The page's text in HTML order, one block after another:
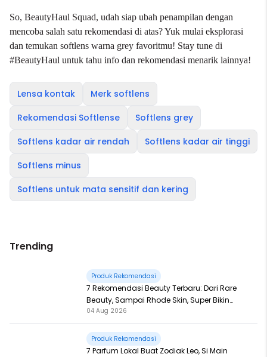
So, BeautyHaul Squad, udah siap ubah penampilan dengan
mencoba salah satu rekomendasi di atas? Yuk mulai eksplorasi
dan temukan softlens warna grey favoritmu! Stay tune di
#BeautyHaul untuk tahu info dan rekomendasi menarik lainnya!
Lensa kontak
Merk softlens
Rekomendasi Softlense
Softlens grey
Softlens kadar air rendah
Softlens kadar air tinggi
Softlens minus
Softlens untuk mata sensitif dan kering
Trending
Produk Rekomendasi
7 Rekomendasi Beauty Terbaru: Dari Rare
Beauty, Sampai Rhode Skin, Super Bikin
Fomo
04 Aug 2026
Produk Rekomendasi
7 Parfum Lokal Buat Zodiak Leo, Si Main